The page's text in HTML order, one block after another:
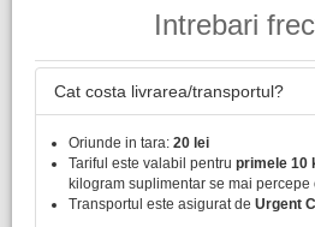
Intrebari
Cat costa livrarea/transportul?
Oriunde in tara: 20 lei
Tariful este valabil pentru primele 10
kilogram suplimentar se mai percepe
Transportul este asigurat de Urgent